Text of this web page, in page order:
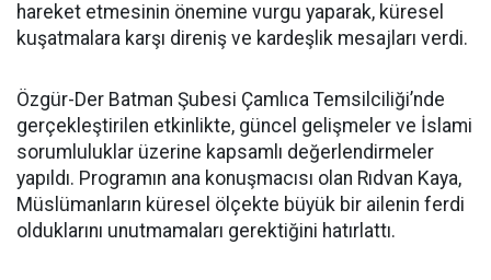
hareket etmesinin önemine vurgu yaparak, küresel
kuşatmalara karşı direniş ve kardeşlik mesajları verdi.
Özgür-Der Batman Şubesi Çamlıca Temsilciliği’nde
gerçekleştirilen etkinlikte, güncel gelişmeler ve İslami
sorumluluklar üzerine kapsamlı değerlendirmeler
yapıldı. Programın ana konuşmacısı olan Rıdvan Kaya,
Müslümanların küresel ölçekte büyük bir ailenin ferdi
olduklarını unutmamaları gerektiğini hatırlattı.